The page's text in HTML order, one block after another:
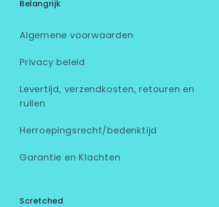
Belangrijk
Algemene voorwaarden
Privacy beleid
Levertijd, verzendkosten, retouren en
ruilen
Herroepingsrecht/bedenktijd
Garantie en Klachten
Scretched